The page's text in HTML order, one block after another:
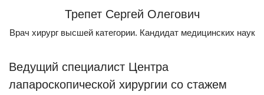
Трепет Сергей Олегович
Врач хирург высшей категории. Кандидат медицинских наук
Ведущий специалист Центра
лапароскопической хирургии со стажем